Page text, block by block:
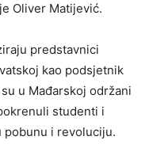
Oliver Matijević.
predstavnici
kao podsjetnik
u Mađarskoj održani
studenti i
pobunu i revoluciju.